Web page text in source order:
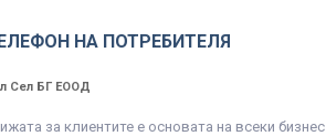
НА ПОТРЕБИТЕЛЯ
Сел БГ ЕООД
за клиентите е основата на всеки бизнес